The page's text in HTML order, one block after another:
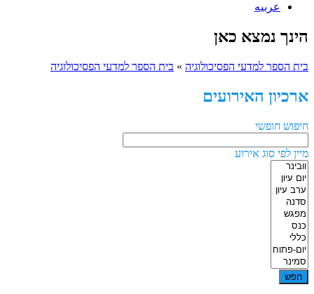
عربيه
הינך נמצא כאן
בית הספר למדעי הפסיכולוגיה » בית הספר למדעי הפסיכולוגיה
ארכיון האירועים
חיפוש חופשי
מיין לפי סוג אירוע